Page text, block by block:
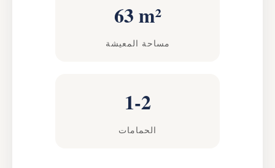
63 m²
مساحة المعيشة
1-2
الحمامات